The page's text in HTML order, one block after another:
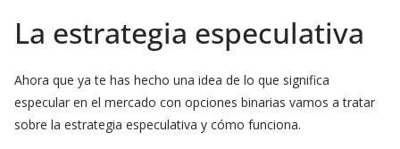
La estrategia especulativa
Ahora que ya te has hecho una idea de lo que significa
especular en el mercado con opciones binarias vamos a tratar
sobre la estrategia especulativa y cómo funciona.